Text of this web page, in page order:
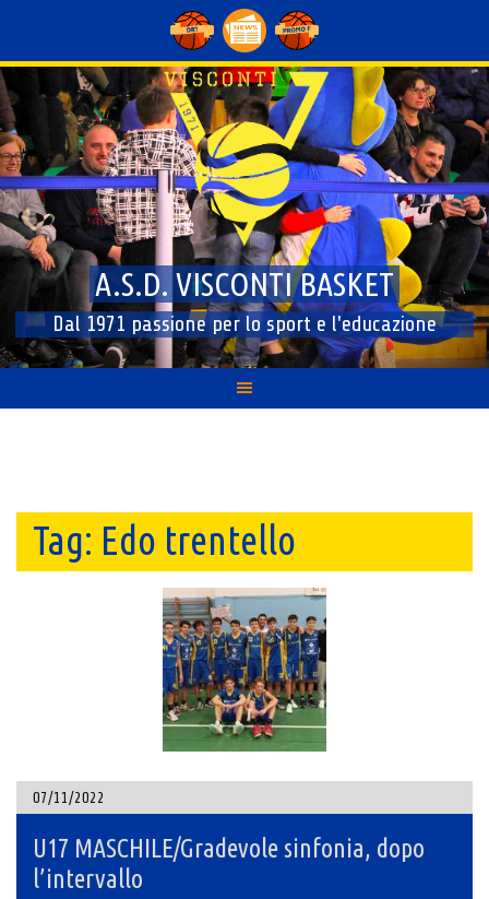
content
A.S.D. VISCONTI BASKET
Dal 1971 passione per lo sport e l'educazione
Tag: Edo trentello
07/11/2022
U17 MASCHILE/Gradevole sinfonia, dopo
l’intervallo